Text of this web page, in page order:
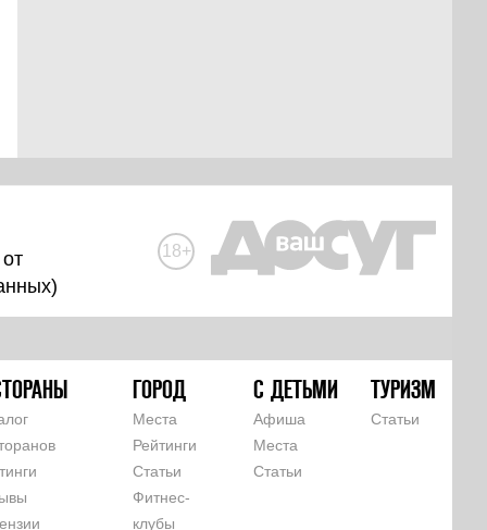
)
18+
ГОРОД
Места
Рейтинги
Статьи
Фитнес-
клубы
С ДЕТЬМИ
Афиша
Места
Статьи
ТУРИЗМ
Статьи